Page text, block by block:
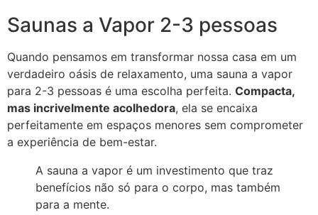
Saunas a Vapor 2-3 pessoas
Quando pensamos em transformar nossa casa em um
verdadeiro oásis de relaxamento, uma sauna a vapor
para 2-3 pessoas é uma escolha perfeita. Compacta,
mas incrivelmente acolhedora, ela se encaixa
perfeitamente em espaços menores sem comprometer
a experiência de bem-estar.
A sauna a vapor é um investimento que traz
benefícios não só para o corpo, mas também
para a mente.